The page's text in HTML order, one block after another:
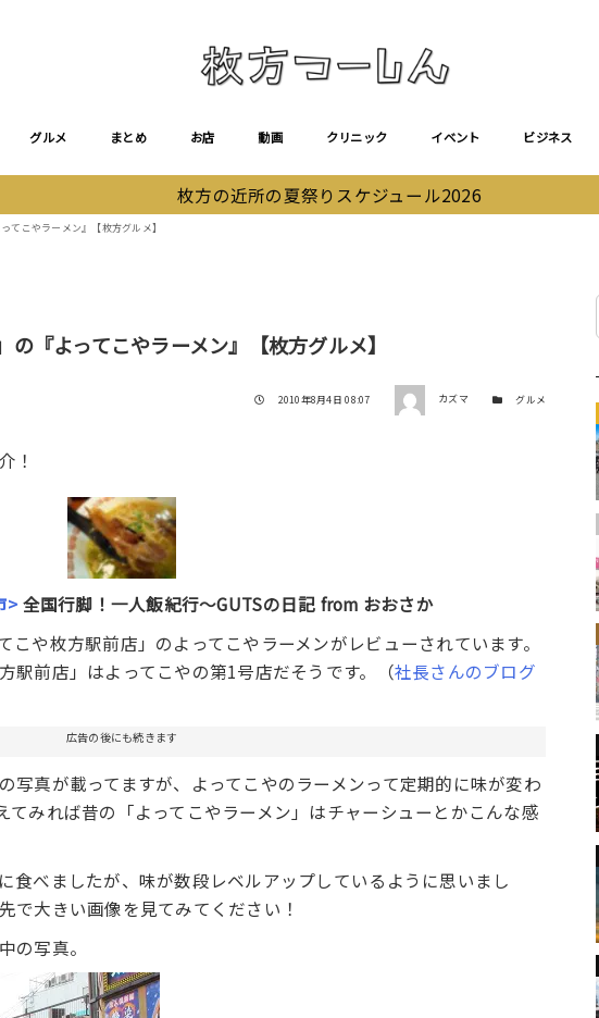
グルメ まとめ お店 動画 クリニック イベント ビジネス
枚方の近所の夏祭りスケジュール2026
てこやラーメン』【枚方グルメ】
『よってこやラーメン』【枚方グルメ】
投稿日
2010年8月4日 08:07 著者 カズマ カテゴリー
グルメ
！
>全国行脚！一人飯紀行～GUTSの日記 from おおさか
や枚方駅前店」のよってこやラーメンがレビューされています。
駅前店」はよってこやの第1号店だそうです。（社長さんのブログ
広告の後にも続きます
写真が載ってますが、よってこやのラーメンって定期的に味が変わ
てみれば昔の「よってこやラーメン」はチャーシューとかこんな感
食べましたが、味が数段レベルアップしているように思いまし
で大きい画像を見てみてください！
の写真。
検